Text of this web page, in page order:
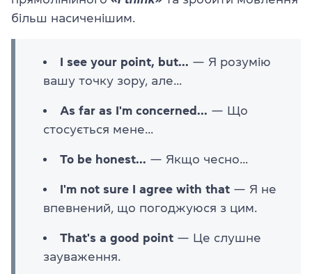
більш насиченішим.
I see your point, but... — Я розумію
вашу точку зору, але...
As far as I'm concerned... — Що
стосується мене...
To be honest... — Якщо чесно...
I'm not sure I agree with that — Я не
впевнений, що погоджуюся з цим.
That's a good point — Це слушне
зауваження.